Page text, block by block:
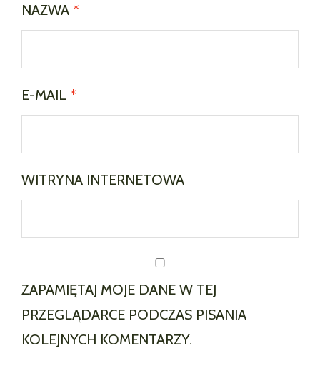
NAZWA *
E-MAIL *
WITRYNA INTERNETOWA
ZAPAMIĘTAJ MOJE DANE W TEJ
PRZEGLĄDARCE PODCZAS PISANIA
KOLEJNYCH KOMENTARZY.